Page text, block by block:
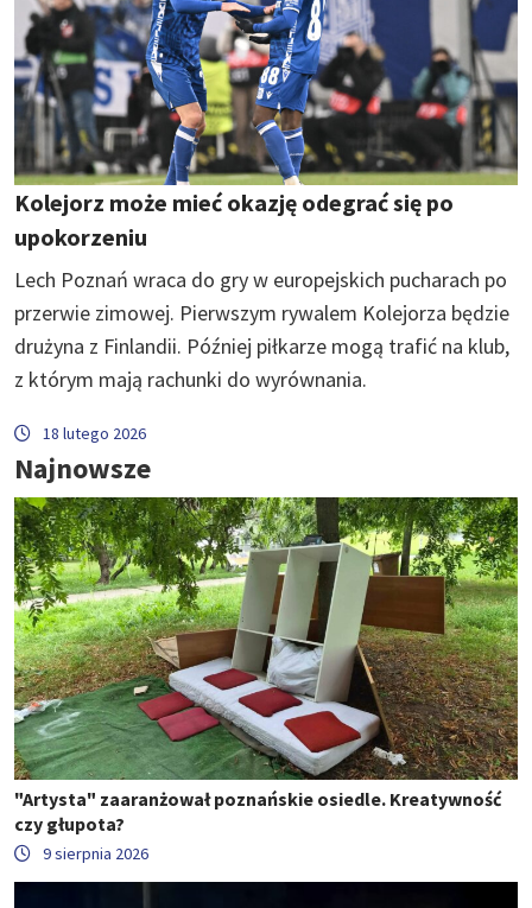
Kolejorz może mieć okazję odegrać się po
upokorzeniu
Lech Poznań wraca do gry w europejskich pucharach po
przerwie zimowej. Pierwszym rywalem Kolejorza będzie
drużyna z Finlandii. Później piłkarze mogą trafić na klub,
z którym mają rachunki do wyrównania.
18 lutego 2026
Najnowsze
"Artysta" zaaranżował poznańskie osiedle. Kreatywność
czy głupota?
9 sierpnia 2026